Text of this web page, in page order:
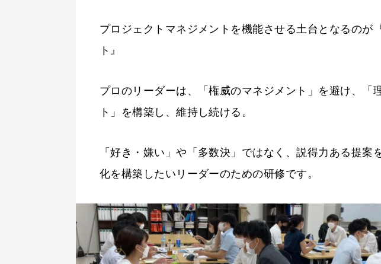
プロジェクトマネジメントを機能させる土台となるのが
ト』
プロのリーダーは、「権威のマネジメント」を避け、「
ト」を構築し、維持し続ける。
「好き・嫌い」や「多数決」ではなく、説得力ある提案
化を構築したいリーダーのための研修です。